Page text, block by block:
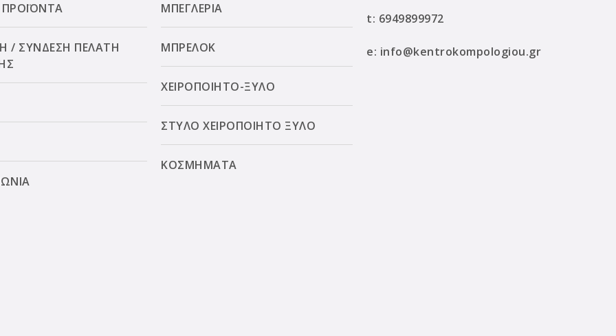
/ ΣΥΝΔΕΣΗ ΠΕΛΑΤΗ
ΜΠΕΓΛΕΡΙΑ
ΜΠΡΕΛΟΚ
ΧΕΙΡΟΠΟΙΗΤΟ-ΞΥΛΟ
ΣΤΥΛΟ ΧΕΙΡΟΠΟΙΗΤΟ ΞΥΛΟ
ΚΟΣΜΗΜΑΤΑ
t: 6949899972
e: info@kentrokompologiou.gr